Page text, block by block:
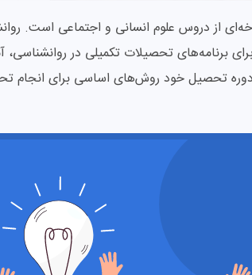
از دروس علوم انسانی و اجتماعی است.
برای برنامه‌های تحصیلات تکمیلی در
تحصیل خود روش‌های اساسی برای انجام